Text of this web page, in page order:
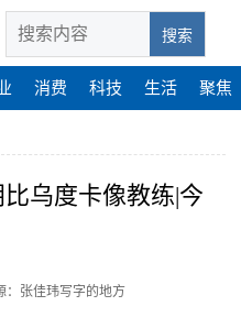
搜索
消费 科技 生活 聚焦
乌度卡像教练|今
：张佳玮写字的地方